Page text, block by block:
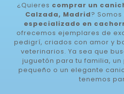
¿Quieres comprar un
Calzada, Madrid? Somos
especializado en
ofrecemos ejemplares de
pedigrí, criados con amor y
veterinarios. Ya sea que
juguetón para tu familia,
pequeño o un elegante
tenemos